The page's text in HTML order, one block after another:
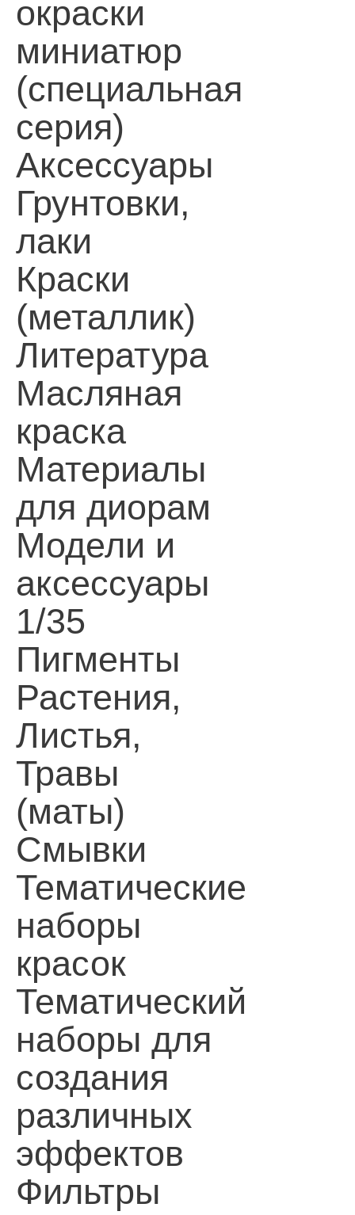
окраски
миниатюр
(специальная
серия)
Аксессуары
Грунтовки,
лаки
Краски
(металлик)
Литература
Масляная
краска
Материалы
для диорам
Модели и
аксессуары
1/35
Пигменты
Растения,
Листья,
Травы
(маты)
Смывки
Тематические
наборы
красок
Тематический
наборы для
создания
различных
эффектов
Фильтры